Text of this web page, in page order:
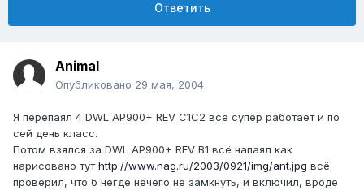
Ответить
Animal
Опубликовано 29 мая, 2004
Я перепаял 4 DWL AP900+ REV C1С2 всё супер работает и по
сей день класс.
Потом взялся за DWL AP900+ REV B1 всё напаял как
нарисовано тутhttp://www.nag.ru/2003/0921/img/ant.jpg всё
проверил, что б негде нечего не замкнуть, и включил, вроде